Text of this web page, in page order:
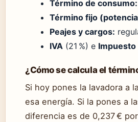
Término de consumo:
Término fijo
Peajes y cargos:
IVA (21 %) e
¿Cómo se calcula el
Si hoy pones la lavadora a
esa energía. Si la pones a
diferencia es de 0,237 €